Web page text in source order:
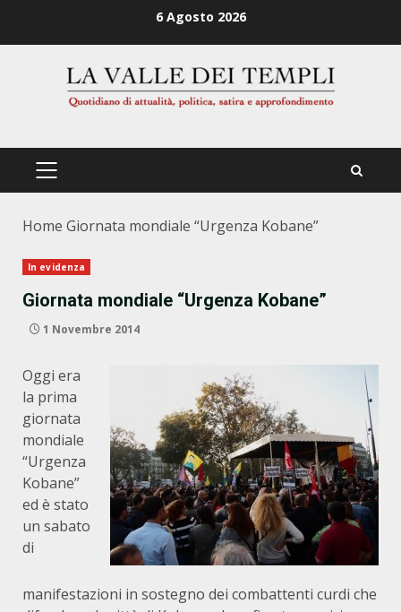
6 Agosto 2026
PRIMÄRES
Home Giornata mondiale “Urgenza Kobane”
In evidenza
Giornata mondiale “Urgenza Kobane”
1 Novembre 2014
Oggi era
la prima
giornata
mondiale
“Urgenza
Kobane”
ed è stato
un sabato
di
manifestazioni in sostegno dei combattenti curdi che